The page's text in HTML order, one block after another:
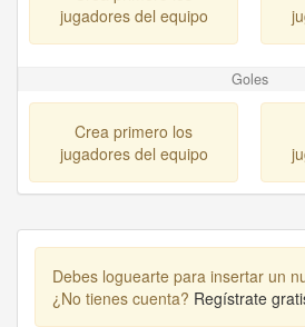
jugadores del equipo
Goles
Crea primero los
jugadores del equipo
Debes loguearte para insertar un
¿No tienes cuenta? Regístrate